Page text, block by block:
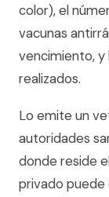
color), el
vacunas
vencimiento,
realizados.
Lo emite un
autoridades
donde reside
privado puede